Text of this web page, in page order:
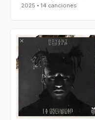
2025 • 14 canciones